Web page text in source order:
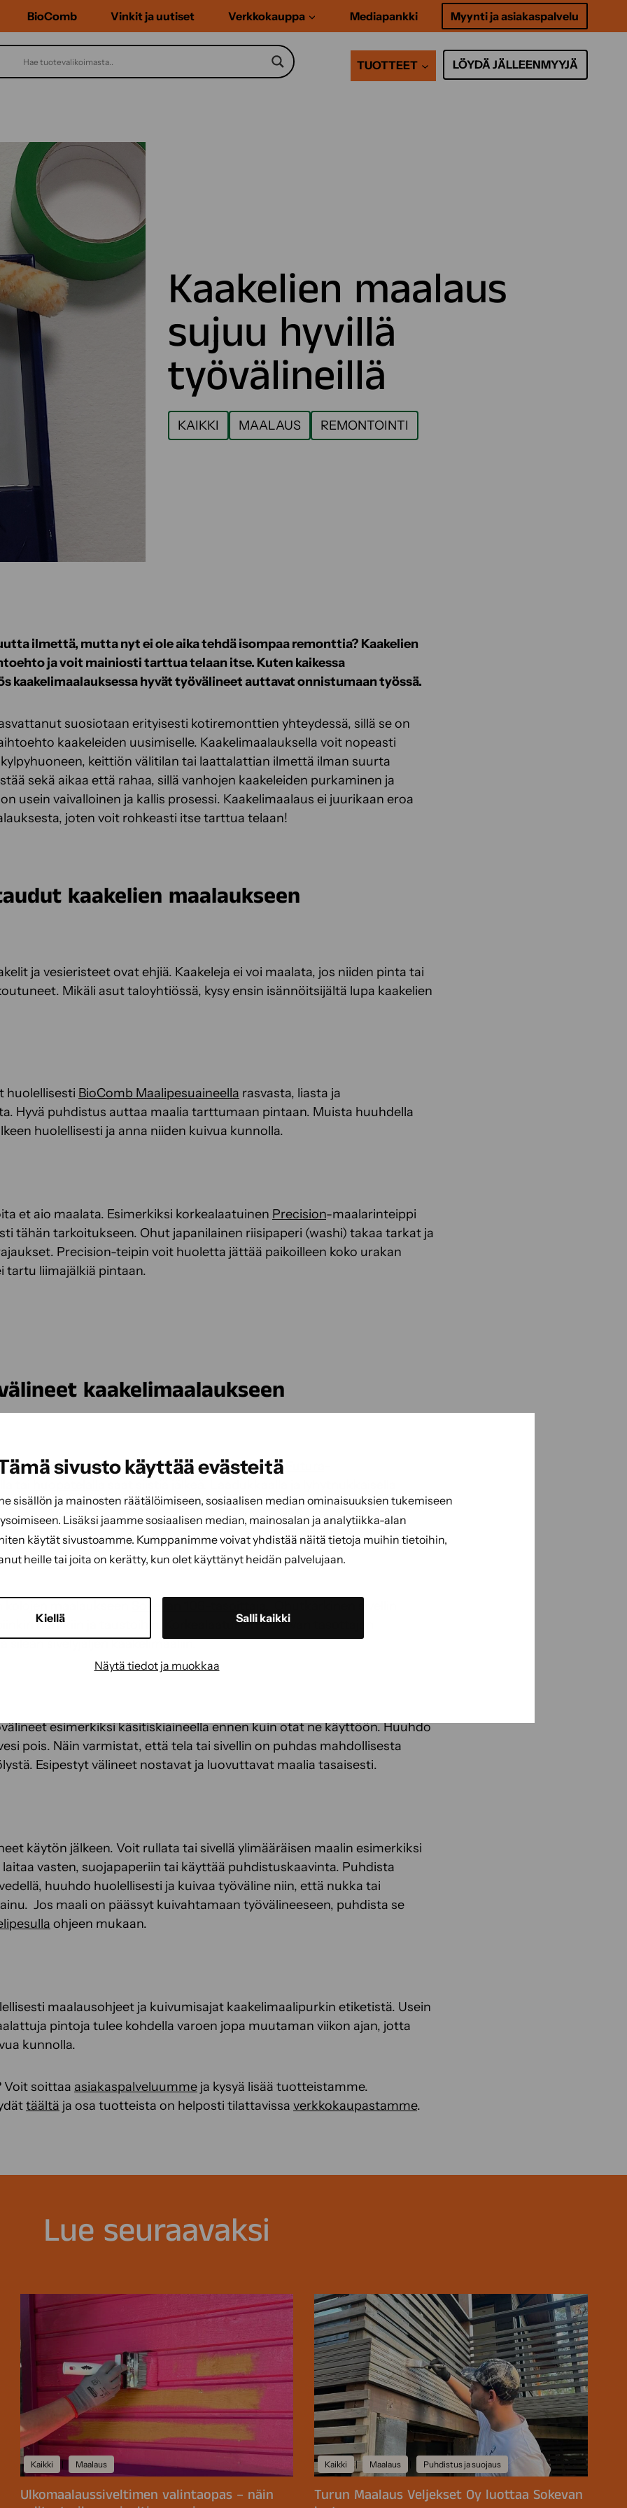
sivusto käyttää evästeitä
sisällön ja mainosten räätälöimiseen, sosiaalisen median ominaisuuksien tukemiseen
Lisäksi jaamme sosiaalisen median, mainosalan ja analytiikka-alan
käytät sivustoamme. Kumppanimme voivat yhdistää näitä tietoja muihin tietoihin,
heille tai joita on kerätty, kun olet käyttänyt heidän palvelujaan.
Kiellä Salli kaikki
Näytä tiedot ja muokkaa
BioComb Vinkit ja uutiset Verkkokauppa Mediapankki Myynti ja asiakaspalvelu
TUOTTEET LÖYDÄ JÄLLEENMYYJÄ
Kaakelien maalaus
sujuu hyvillä
työvälineillä
KAIKKI MAALAUS REMONTOINTI
ilmettä, mutta nyt ei ole aika tehdä isompaa remonttia? Kaakelien
ja voit mainiosti tarttua telaan itse. Kuten kaikessa
kaakelimaalauksessa hyvät työvälineet auttavat onnistumaan työssä.
suosiotaan erityisesti kotiremonttien yhteydessä, sillä se on
kaakeleiden uusimiselle. Kaakelimaalauksella voit nopeasti
keittiön välitilan tai laattalattian ilmettä ilman suurta
sekä aikaa että rahaa, sillä vanhojen kaakeleiden purkaminen ja
usein vaivalloinen ja kallis prosessi. Kaakelimaalaus ei juurikaan eroa
joten voit rohkeasti itse tarttua telaan!
kaakelien maalaukseen
ja vesieristeet ovat ehjiä. Kaakeleja ei voi maalata, jos niiden pinta tai
Mikäli asut taloyhtiössä, kysy ensin isännöitsijältä lupa kaakelien
huolellisesti BioComb Maalipesuaineella rasvasta, liasta ja
Hyvä puhdistus auttaa maalia tarttumaan pintaan. Muista huuhdella
huolellisesti ja anna niiden kuivua kunnolla.
et aio maalata. Esimerkiksi korkealaatuinen Precision-maalarinteippi
tähän tarkoitukseen. Ohut japanilainen riisipaperi (washi) takaa tarkat ja
Precision-teipin voit huoletta jättää paikoilleen koko urakan
tartu liimajälkiä pintaan.
kaakelimaalaukseen
Niistä yksi tärkeimmistä on maalaustela.Futura
helposti levitettyä maalia ohuen kerroksen. Yleensä maalaus kannattaa
kertaan, jotta saat sileän lopputuloksen.
nurkkiin ja taustoihin. Korkealaatuisen Sokevan tasottajan
sileän sivelyjäljen kaakelimaaliin.
esimerkiksi käsitiskiaineella ennen kuin otat ne käyttöön. Huuhdo
pois. Näin varmistat, että tela tai sivellin on puhdas mahdollisesta
Esipestyt välineet nostavat ja luovuttavat maalia tasaisesti.
käytön jälkeen. Voit rullata tai sivellä ylimääräisen maalin esimerkiksi
vasten, suojapaperiin tai käyttää puhdistuskaavinta. Puhdista
huuhdo huolellisesti ja kuivaa työväline niin, että nukka tai
Jos maali on päässyt kuivahtamaan työvälineeseen, puhdista se
ohjeen mukaan.
maalausohjeet ja kuivumisajat kaakelimaalipurkin etiketistä. Usein
pintoja tulee kohdella varoen jopa muutaman viikon ajan, jotta
kunnolla.
Voit soittaa asiakaspalveluumme ja kysyä lisää tuotteistamme.
täältä ja osa tuotteista on helposti tilattavissa verkkokaupastamme.
Lue seuraavaksi
Kaikki | Maalaus
Ulkomaalaussiveltimen valintaopas – näin
Kaikki | Maalaus Puhdistus ja suojaus
Turun Maalaus Veljekset Oy luottaa Sokevan